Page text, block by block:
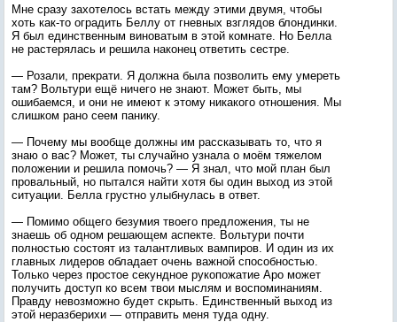
Мне сразу захотелось встать между этими двумя, чтобы
хоть как-то оградить Беллу от гневных взглядов блондинки.
Я был единственным виноватым в этой комнате. Но Белла
не растерялась и решила наконец ответить сестре.
— Розали, прекрати. Я должна была позволить ему умереть
там? Вольтури ещё ничего не знают. Может быть, мы
ошибаемся, и они не имеют к этому никакого отношения. Мы
слишком рано сеем панику.
— Почему мы вообще должны им рассказывать то, что я
знаю о вас? Может, ты случайно узнала о моём тяжелом
положении и решила помочь? — Я знал, что мой план был
провальный, но пытался найти хотя бы один выход из этой
ситуации. Белла грустно улыбнулась в ответ.
— Помимо общего безумия твоего предложения, ты не
знаешь об одном решающем аспекте. Вольтури почти
полностью состоят из талантливых вампиров. И один из их
главных лидеров обладает очень важной способностью.
Только через простое секундное рукопожатие Аро может
получить доступ ко всем твои мыслям и воспоминаниям.
Правду невозможно будет скрыть. Единственный выход из
этой неразберихи — отправить меня туда одну.